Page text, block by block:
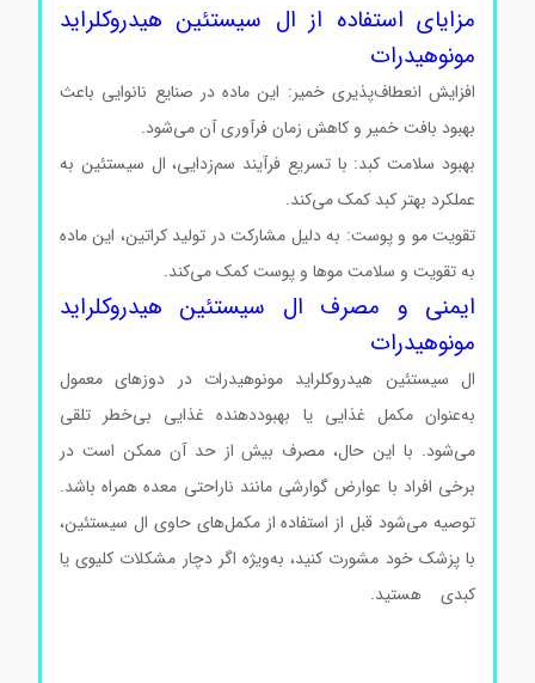
مزایای استفاده از ال سیستئین هیدروکلراید
مونوهیدرات
افزایش انعطاف‌پذیری خمیر: این ماده در صنایع نانوایی باعث
بهبود بافت خمیر و کاهش زمان فرآوری آن می‌شود.
بهبود سلامت کبد: با تسریع فرآیند سم‌زدایی، ال سیستئین به
عملکرد بهتر کبد کمک می‌کند.
تقویت مو و پوست: به دلیل مشارکت در تولید کراتین، این ماده
به تقویت و سلامت موها و پوست کمک می‌کند.
ایمنی و مصرف ال سیستئین هیدروکلراید
مونوهیدرات
ال سیستئین هیدروکلراید مونوهیدرات در دوزهای معمول
به‌عنوان مکمل غذایی یا بهبوددهنده غذایی بی‌خطر تلقی
می‌شود. با این حال، مصرف بیش از حد آن ممکن است در
برخی افراد با عوارض گوارشی مانند ناراحتی معده همراه باشد.
توصیه می‌شود قبل از استفاده از مکمل‌های حاوی ال سیستئین،
با پزشک خود مشورت کنید، به‌ویژه اگر دچار مشکلات کلیوی یا
کبدی هستید.ال سیستئین هیدروکلراید مونوهیدرات